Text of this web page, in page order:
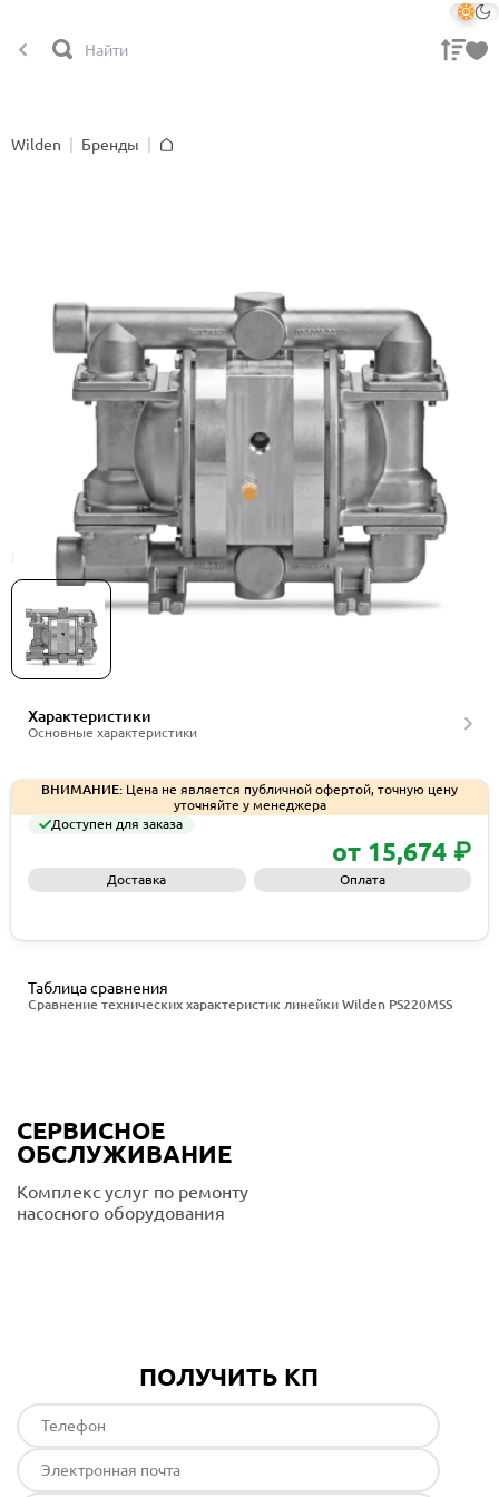
Wilden
Бренды
Мембранные насосы Wilden серии PS220MSS
Характеристики
Основные характеристики
ВНИМАНИЕ: Цена не является публичной офертой, точную цену
уточняйте у менеджера
Доступен для заказа
от 15,674 ₽
Доставка Оплата
Сравнение технических характеристик линейки Wilden PS220MSS
Таблица сравнения
СЕРВИСНОЕ
ОБСЛУЖИВАНИЕ
Комплекс услуг по ремонту
насосного оборудования
ПОЛУЧИТЬ КП